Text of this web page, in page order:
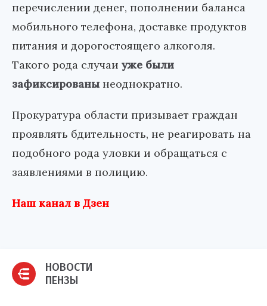
перечислении денег, пополнении баланса
мобильного телефона, доставке продуктов
питания и дорогостоящего алкоголя.
Такого рода случаи уже были
зафиксированы неоднократно.
Прокуратура области призывает граждан
проявлять бдительность, не реагировать на
подобного рода уловки и обращаться с
заявлениями в полицию.
Наш канал в Дзен
НОВОСТИ
ПЕНЗЫ